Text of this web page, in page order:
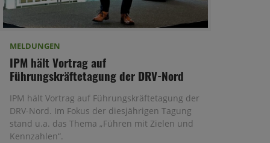
MELDUNGEN
IPM hält Vortrag auf
Führungskräftetagung der DRV-Nord
IPM hält Vortrag auf Führungskräftetagung der
DRV-Nord. Im Fokus der diesjährigen Tagung
stand u.a. das Thema „Führen mit Zielen und
Kennzahlen“.